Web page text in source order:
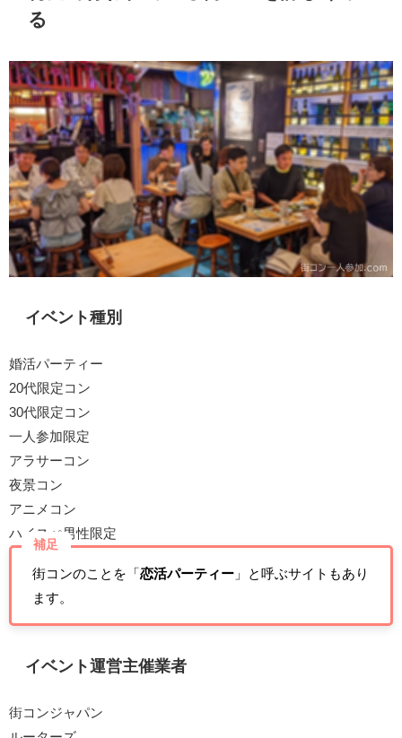
る
イベント種別
婚活パーティー
20代限定コン
30代限定コン
一人参加限定
アラサーコン
夜景コン
アニメコン
ハイスぺ男性限定
補足
街コンのことを「 恋活パーティー」と呼ぶサイトもあり
ます。
イベント運営主催業者
街コンジャパン